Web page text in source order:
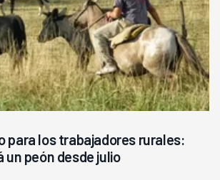
para los trabajadores rurales:
peón desde julio